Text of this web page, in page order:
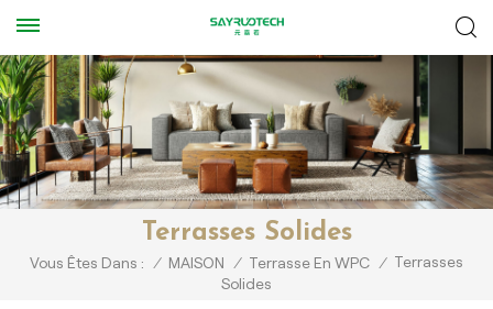
Terrasses Solides
Vous Êtes Dans : / MAISON / Terrasse En WPC / Terrasses
Solides